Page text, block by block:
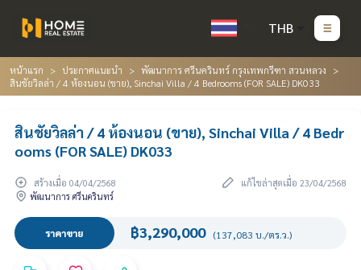
THB
หน้าแรก ประกาศแนะนำ
พัฒนาการ ศรีนครินทร์ กรุงเทพกรีฑา สวนหลวง
สินชัยวิลล่า / 4 ห้องนอน (ขาย), Sinchai Villa / 4 Bedrooms (FOR SALE) DK033
สินชัยวิลล่า / 4 ห้องนอน (ขาย), Sinchai Villa / 4 Bedr
ooms (FOR SALE) DK033
สร้างเมื่อ 04/04/2568
แก้ไขล่าสุดเมื่อ 23/04/2568
พัฒนาการ ศรีนครินทร์
ราคาขาย ฿3,290,000 (137,083 บ./ตร.ว.)